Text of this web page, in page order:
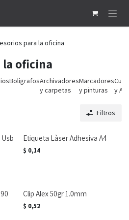
para la oficina
la oficina
BolígrafosArchivadores
y carpetas
Marcadores
y pinturas
y
Filtros
Etiqueta Làser Adhesiva A4
$ 0,14
Clip Alex 50gr 1.0mm
$ 0,52